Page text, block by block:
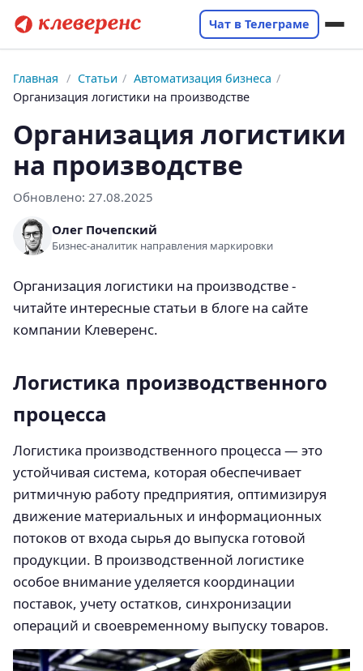
Чат в Телеграме
Главная / Статьи / Автоматизация бизнеса /
Организация логистики на производстве
Организация логистики
на производстве
Обновлено: 27.08.2025
Олег Почепский
Бизнес-аналитик направления маркировки
Организация логистики на производстве -
читайте интересные статьи в блоге на сайте
компании Клеверенс.
Логистика производственного
процесса
Логистика производственного процесса — это
устойчивая система, которая обеспечивает
ритмичную работу предприятия, оптимизируя
движение материальных и информационных
потоков от входа сырья до выпуска готовой
продукции. В производственной логистике
особое внимание уделяется координации
поставок, учету остатков, синхронизации
операций и своевременному выпуску товаров.